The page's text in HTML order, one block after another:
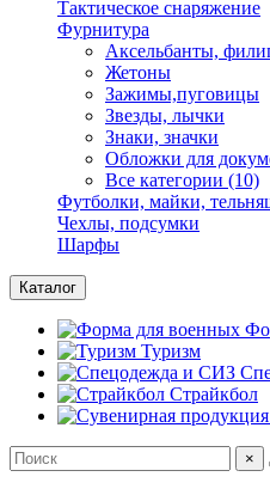
Тактическое снаряжение
Фурнитура
Аксельбанты,
Жетоны
Зажимы,пуговицы
Звезды, лычки
Знаки, значки
Обложки для
Все категории (10)
Футболки, майки,
Чехлы, подсумки
Шарфы
Каталог
Туризм
Страйкбол
×